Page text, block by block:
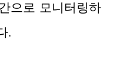
으로 모니터링하
.